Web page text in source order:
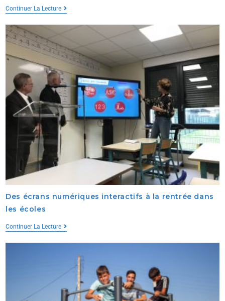
Continuer La Lecture
Des écrans numériques interactifs à la rentrée dans
les écoles
Continuer La Lecture